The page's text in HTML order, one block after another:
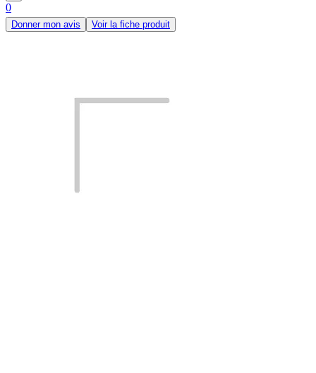
0
Donner mon avis Voir la fiche produit